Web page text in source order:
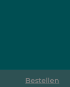
Bestellen